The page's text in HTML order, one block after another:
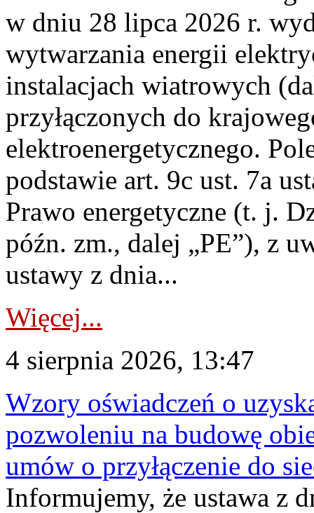
w dniu 28 lipca 2026 r.
wytwarzania energii
instalacjach wiatrowych
przyłączonych do
elektroenergetycznego.
podstawie art. 9c ust. 7a
Prawo energetyczne (t. j.
późn. zm., dalej „PE”), z
ustawy z dnia...
Więcej...
4 sierpnia 2026, 13:47
Wzory oświadczeń o
pozwoleniu na budowę
umów o przyłączenie do
Informujemy, że ustawa z